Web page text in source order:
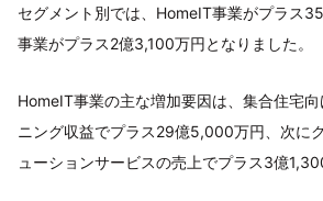
セグメント別では、HomeIT事業がプラス
事業がプラス2億3,100万円となりました。
HomeIT事業の主な増加要因は、集合住宅
ニング収益でプラス29億5,000万円、次に
ューションサービスの売上でプラス3億